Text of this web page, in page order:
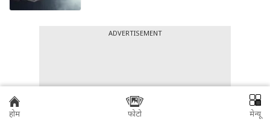
ADVERTISEMENT
होम फोटो मेन्यू